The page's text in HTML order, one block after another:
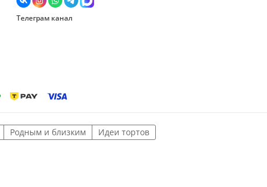
Телеграм канал
Родным и близким Идеи тортов